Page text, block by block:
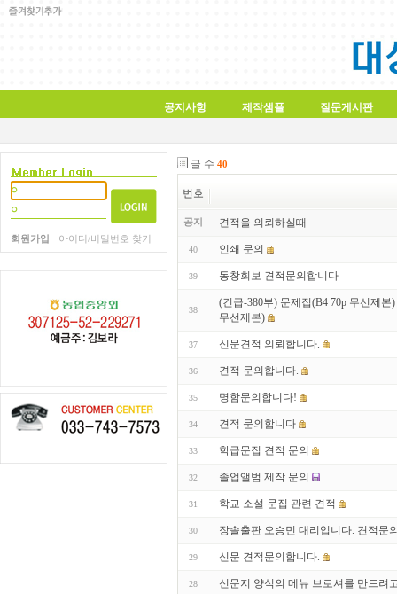
공지사항 제작샘플 질문게시판
회원가입 아이디/비밀번호 찾기
글 수 40
번호
공지 견적을 의뢰하실때
40 인쇄 문의
39 동창회보 견적문의합니다
38
(긴급-380부) 문제집(B4 70p 무선제
무선제본)
37 신문견적 의뢰합니다.
36 견적 문의합니다.
35 명함문의합니다!
34 견적 문의합니다
33 학급문집 견적 문의
32 졸업앨범 제작 문의
31 학교 소설 문집 관련 견적
30 장솔출판 오승민 대리입니다. 견적문
29 신문 견적문의합니다.
28 신문지 양식의 메뉴 브로셔를 만드려